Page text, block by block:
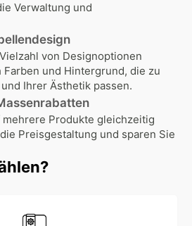
Verwaltung und
von Designoptionen
und Hintergrund, die zu
Ihrer Ästhetik passen.
mehrere Produkte gleichzeitig
Preisgestaltung und sparen Sie